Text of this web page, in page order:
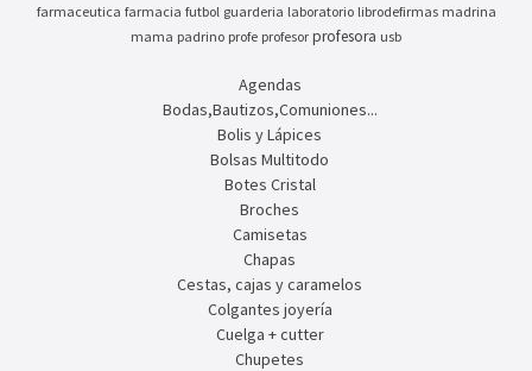
farmaceutica farmacia futbol guarderia laboratorio librodefirmas madrina
mama padrino profe profesor profesora usb
Agendas
Bodas,Bautizos,Comuniones...
Bolis y Lápices
Bolsas Multitodo
Botes Cristal
Broches
Camisetas
Chapas
Cestas, cajas y caramelos
Colgantes joyería
Cuelga + cutter
Chupetes